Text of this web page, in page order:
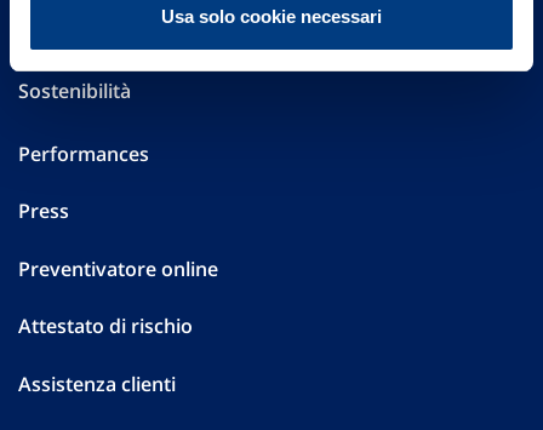
Usa solo cookie necessari
Sostenibilità
Performances
Press
Preventivatore online
Attestato di rischio
Assistenza clienti